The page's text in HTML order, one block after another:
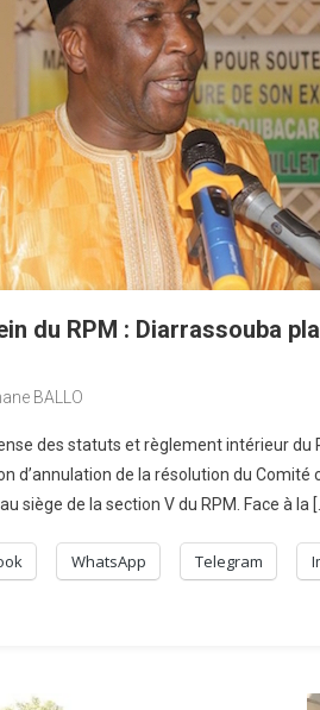
du RPM : Diarrassouba
BALLO
des statuts et règlement intérieur
d’annulation de la résolution du
siège de la section V du RPM. Face à la
WhatsApp Telegram